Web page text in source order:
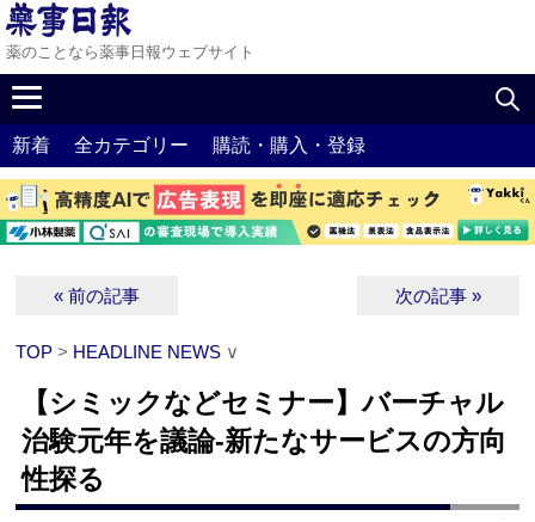
薬のことなら薬事日報ウェブサイト
新着 全カテゴリー 購読・購入・登録
« 前の記事 次の記事 »
TOP > HEADLINE NEWS ∨
【シミックなどセミナー】バーチャル
治験元年を議論‐新たなサービスの方向
性探る